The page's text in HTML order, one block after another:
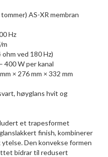
AS-XR membran
Hz
m
ohm ved 180 Hz)
W per kanal
× 276 mm × 332 mm
høyglans hvit og
et trapesformet
finish, kombinerer
Den konvekse formen
bidrar til redusert